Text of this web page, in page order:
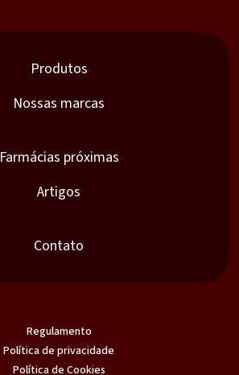
Produtos
Nossas marcas
Farmácias próximas
Artigos
Contato
Regulamento
Política de privacidade
Política de Cookies